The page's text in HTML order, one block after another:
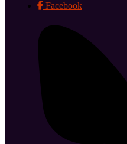
Facebook